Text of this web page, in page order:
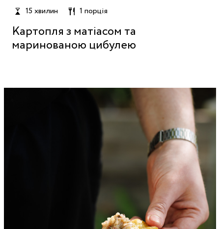
15 хвилин 1 порція
Картопля з матіасом та
маринованою цибулею